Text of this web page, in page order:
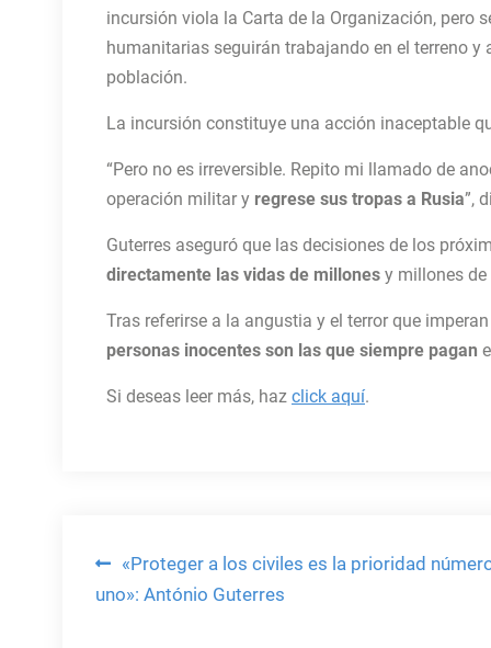
incursión viola la Carta de la Organización, pero
humanitarias seguirán trabajando en el terreno
población.
La incursión constituye una acción inaceptable
“Pero no es irreversible. Repito mi llamado de
operación militar y regrese sus tropas a Rusia”,
Guterres aseguró que las decisiones de los
directamente las vidas de millones y millones de
Tras referirse a la angustia y el terror que
personas inocentes son las que siempre pagan
Si deseas leer más, haz click aquí.
Navegación
de
«Proteger a los civiles es la prioridad
uno»: António Guterres